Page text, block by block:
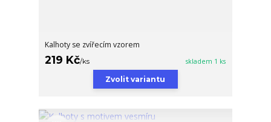
Kalhoty se zvířecím vzorem
219 Kč/ks skladem 1 ks
Zvolit variantu